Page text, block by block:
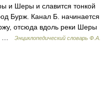
и Шеры и славится тонкой
Бурж. Канал Б. начинается
отсюда вдоль реки Шеры
…
Энциклопедический словарь Ф.А.